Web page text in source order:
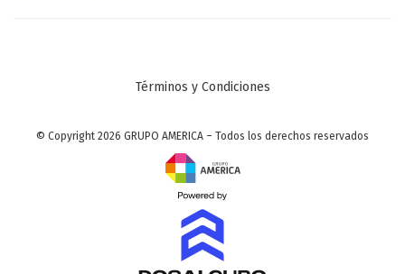
Términos y Condiciones
© Copyright 2026 GRUPO AMERICA – Todos los derechos reservados